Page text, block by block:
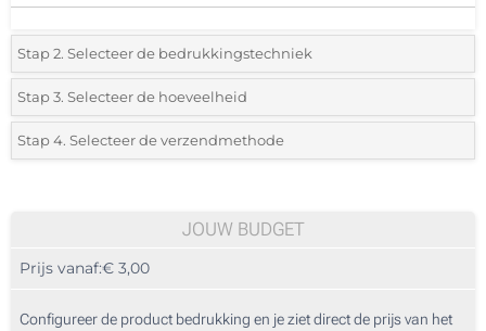
Stap 2. Selecteer de bedrukkingstechniek
*Selecteer de bedrukking en kleuren van het logo:
1 Kleur (Aan een kant)
3 Kleuren (Aan een kant)
Stap 3. Selecteer de hoeveelheid
*Selecteer het aantal 10 (Totale bestelling)
Stap 4. Selecteer de verzendmethode
JOUW BUDGET
Prijs vanaf:€ 3,00
Configureer de product bedrukking en je ziet direct de prijs van het